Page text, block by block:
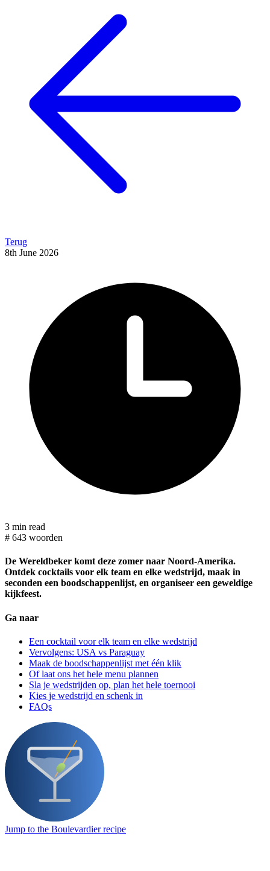
Terug
8th June 2026
3 min read
# 643 woorden
De Wereldbeker komt deze zomer naar Noord-Amerika.
Ontdek cocktails voor elk team en elke wedstrijd, maak in
seconden een boodschappenlijst, en organiseer een geweldige
kijkfeest.
Ga naar
Een cocktail voor elk team en elke wedstrijd
Vervolgens: USA vs Paraguay
Maak de boodschappenlijst met één klik
Of laat ons het hele menu plannen
Sla je wedstrijden op, plan het hele toernooi
Kies je wedstrijd en schenk in
FAQs
Jump to the Boulevardier recipe